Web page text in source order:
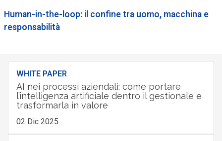
Human-in-the-loop: il confine tra uomo, macchina e
responsabilità
WHITE PAPER
AI nei processi aziendali: come portare
l’intelligenza artificiale dentro il gestionale e
trasformarla in valore
02 Dic 2025